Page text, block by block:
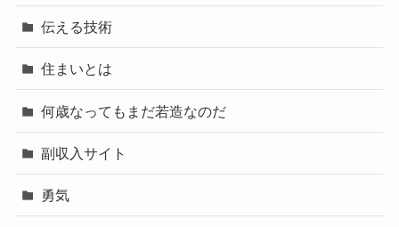
伝える技術
住まいとは
何歳なってもまだ若造なのだ
副収入サイト
勇気